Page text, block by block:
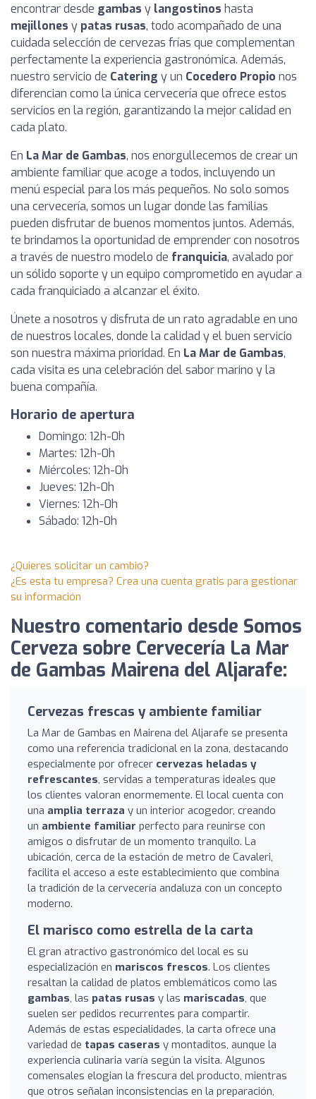
encontrar desde gambas y langostinos hasta
mejillones y patas rusas, todo acompañado de una
cuidada selección de cervezas frías que complementan
perfectamente la experiencia gastronómica. Además,
nuestro servicio de Catering y un Cocedero Propio nos
diferencian como la única cervecería que ofrece estos
servicios en la región, garantizando la mejor calidad en
cada plato.
En La Mar de Gambas, nos enorgullecemos de crear un
ambiente familiar que acoge a todos, incluyendo un
menú especial para los más pequeños. No solo somos
una cervecería, somos un lugar donde las familias
pueden disfrutar de buenos momentos juntos. Además,
te brindamos la oportunidad de emprender con nosotros
a través de nuestro modelo de franquicia, avalado por
un sólido soporte y un equipo comprometido en ayudar a
cada franquiciado a alcanzar el éxito.
Únete a nosotros y disfruta de un rato agradable en uno
de nuestros locales, donde la calidad y el buen servicio
son nuestra máxima prioridad. En La Mar de Gambas,
cada visita es una celebración del sabor marino y la
buena compañía.
Horario de apertura
Domingo: 12h-0h
Martes: 12h-0h
Miércoles: 12h-0h
Jueves: 12h-0h
Viernes: 12h-0h
Sábado: 12h-0h
¿Quieres solicitar un cambio?
¿Es esta tu empresa? Crea una cuenta gratis para gestionar
su información
Nuestro comentario desde Somos
Cerveza sobre Cervecería La Mar
de Gambas Mairena del Aljarafe:
Cervezas frescas y ambiente familiar
La Mar de Gambas en Mairena del Aljarafe se presenta
como una referencia tradicional en la zona, destacando
especialmente por ofrecer cervezas heladas y
refrescantes, servidas a temperaturas ideales que
los clientes valoran enormemente. El local cuenta con
una amplia terraza y un interior acogedor, creando
un ambiente familiar perfecto para reunirse con
amigos o disfrutar de un momento tranquilo. La
ubicación, cerca de la estación de metro de Cavaleri,
facilita el acceso a este establecimiento que combina
la tradición de la cervecería andaluza con un concepto
moderno.
El marisco como estrella de la carta
El gran atractivo gastronómico del local es su
especialización en mariscos frescos. Los clientes
resaltan la calidad de platos emblemáticos como las
gambas, las patas rusas y las mariscadas, que
suelen ser pedidos recurrentes para compartir.
Además de estas especialidades, la carta ofrece una
variedad de tapas caseras y montaditos, aunque la
experiencia culinaria varía según la visita. Algunos
comensales elogian la frescura del producto, mientras
que otros señalan inconsistencias en la preparación,